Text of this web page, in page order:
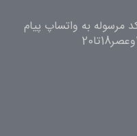
کد مرسوله به واتساپ پیام